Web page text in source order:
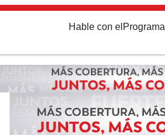
Hable con el Programa